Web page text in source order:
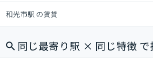
和光市駅 の賃貸
同じ最寄り駅 × 同じ特徴 で